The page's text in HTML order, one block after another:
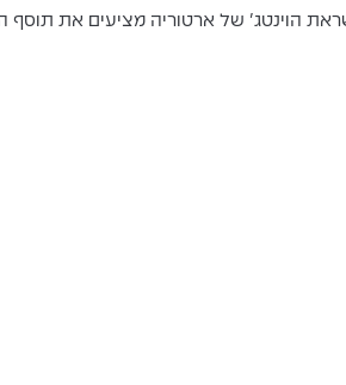
הוינטג' של ארטוריה מציעים את תוסף